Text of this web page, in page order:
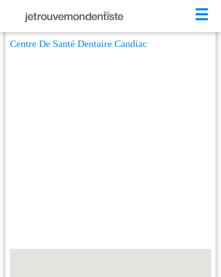
☰
Centre De Santé Dentaire Candiac